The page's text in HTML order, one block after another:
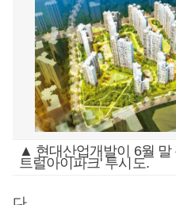
▲ 현대산업개발이 6월 말
트럴아이파크' 투시도.